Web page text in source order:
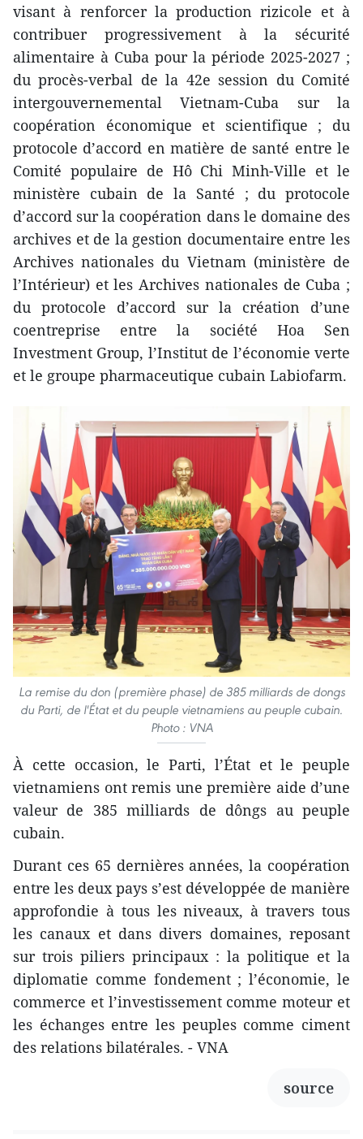
visant à renforcer la production rizicole et à
contribuer progressivement à la sécurité
alimentaire à Cuba pour la période 2025-2027 ;
du procès-verbal de la 42e session du Comité
intergouvernemental Vietnam-Cuba sur la
coopération économique et scientifique ; du
protocole d’accord en matière de santé entre le
Comité populaire de Hô Chi Minh-Ville et le
ministère cubain de la Santé ; du protocole
d’accord sur la coopération dans le domaine des
archives et de la gestion documentaire entre les
Archives nationales du Vietnam (ministère de
l’Intérieur) et les Archives nationales de Cuba ;
du protocole d’accord sur la création d’une
coentreprise entre la société Hoa Sen
Investment Group, l’Institut de l’économie verte
et le groupe pharmaceutique cubain Labiofarm.
La remise du don (première phase) de 385 milliards de dongs
du Parti, de l'État et du peuple vietnamiens au peuple cubain.
Photo : VNA
À cette occasion, le Parti, l’État et le peuple
vietnamiens ont remis une première aide d’une
valeur de 385 milliards de dôngs au peuple
cubain.
Durant ces 65 dernières années, la coopération
entre les deux pays s’est développée de manière
approfondie à tous les niveaux, à travers tous
les canaux et dans divers domaines, reposant
sur trois piliers principaux : la politique et la
diplomatie comme fondement ; l’économie, le
commerce et l’investissement comme moteur et
les échanges entre les peuples comme ciment
des relations bilatérales. - VNA
source